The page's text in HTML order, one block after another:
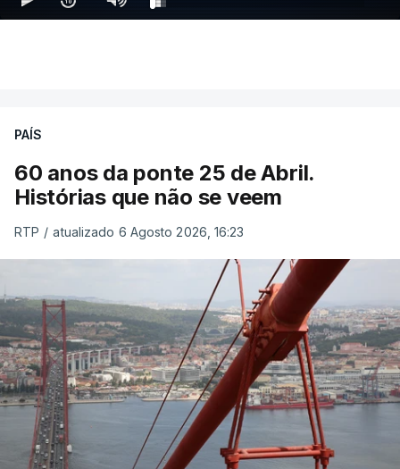
PAÍS
60 anos da ponte 25 de Abril.
Histórias que não se veem
RTP / atualizado 6 Agosto 2026, 16:23